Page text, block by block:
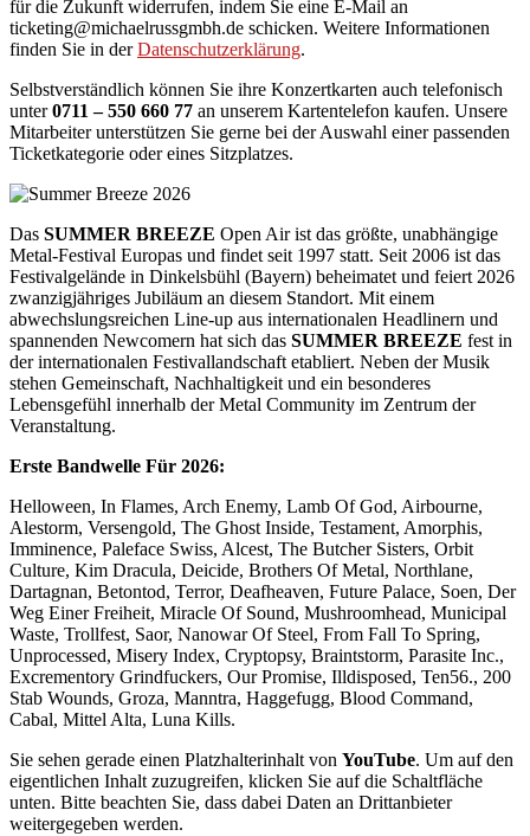
für die Zukunft widerrufen, indem Sie eine E-Mail an
ticketing@michaelrussgmbh.de schicken. Weitere Informationen
finden Sie in derDatenschutzerklärung.
Selbstverständlich können Sie ihre Konzertkarten auch telefonisch
unter0711 – 550 660 77 an unserem Kartentelefon kaufen. Unsere
Mitarbeiter unterstützen Sie gerne bei der Auswahl einer passenden
Ticketkategorie oder eines Sitzplatzes.
Das SUMMER BREEZE Open Air ist das größte, unabhängige
Metal-Festival Europas und findet seit 1997 statt. Seit 2006 ist das
Festivalgelände in Dinkelsbühl (Bayern) beheimatet und feiert 2026
zwanzigjähriges Jubiläum an diesem Standort. Mit einem
abwechslungsreichen Line-up aus internationalen Headlinern und
spannenden Newcomern hat sich das SUMMER BREEZE fest in
der internationalen Festivallandschaft etabliert. Neben der Musik
stehen Gemeinschaft, Nachhaltigkeit und ein besonderes
Lebensgefühl innerhalb der Metal Community im Zentrum der
Veranstaltung.
Erste Bandwelle Für 2026:
Helloween, In Flames, Arch Enemy, Lamb Of God, Airbourne,
Alestorm, Versengold, The Ghost Inside, Testament, Amorphis,
Imminence, Paleface Swiss, Alcest, The Butcher Sisters, Orbit
Culture, Kim Dracula, Deicide, Brothers Of Metal, Northlane,
Dartagnan, Betontod, Terror, Deafheaven, Future Palace, Soen, Der
Weg Einer Freiheit, Miracle Of Sound, Mushroomhead, Municipal
Waste, Trollfest, Saor, Nanowar Of Steel, From Fall To Spring,
Unprocessed, Misery Index, Cryptopsy, Braintstorm, Parasite Inc.,
Excrementory Grindfuckers, Our Promise, Illdisposed, Ten56., 200
Stab Wounds, Groza, Manntra, Haggefugg, Blood Command,
Cabal, Mittel Alta, Luna Kills.
Sie sehen gerade einen Platzhalterinhalt von YouTube. Um auf den
eigentlichen Inhalt zuzugreifen, klicken Sie auf die Schaltfläche
unten. Bitte beachten Sie, dass dabei Daten an Drittanbieter
weitergegeben werden.